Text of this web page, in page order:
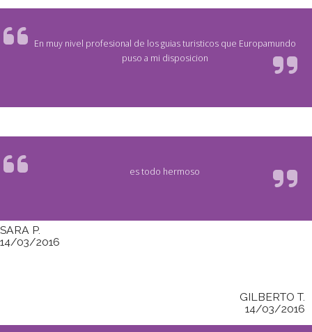
En muy nivel profesional de los guias turisticos que Europamundo
puso a mi disposicion
es todo hermoso
SARA P.
14/03/2016
GILBERTO T.
14/03/2016